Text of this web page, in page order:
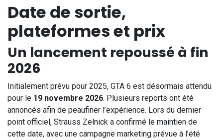
Date de sortie,
plateformes et prix
Un lancement repoussé à fin
2026
Initialement prévu pour 2025, GTA 6 est désormais attendu
pour le 19 novembre 2026. Plusieurs reports ont été
annoncés afin de peaufiner l’expérience. Lors du dernier
point officiel, Strauss Zelnick a confirmé le maintien de
cette date, avec une campagne marketing prévue à l’été